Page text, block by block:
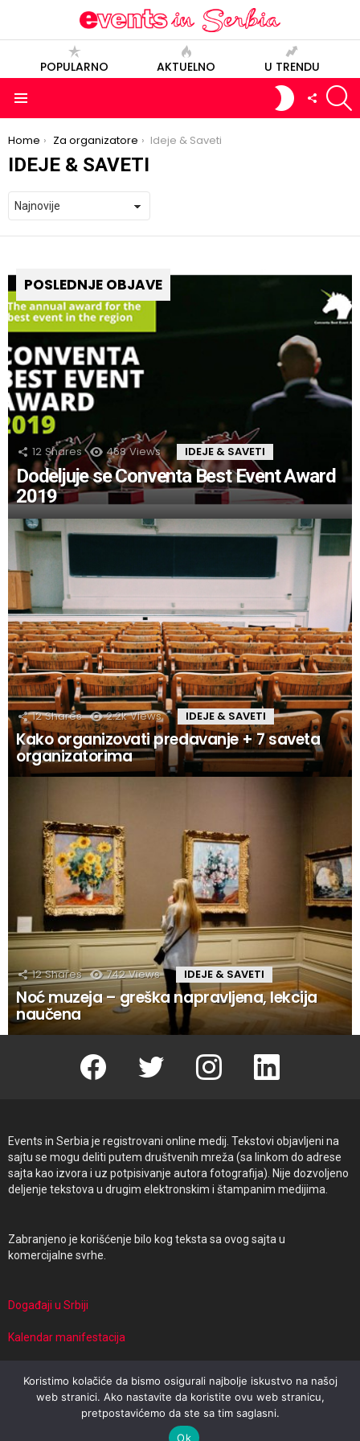
POPULARNO AKTUELNO U TRENDU
SWITCH
SKIN
FOLLOW
US
You are here:
Home Za organizatore Ideje & Saveti
IDEJE & SAVETI
POSLEDNJE OBJAVE
12 Shares 468 Views IDEJE & SAVETI
Dodeljuje se Conventa Best Event Award
2019
12 Shares 2.2k Views IDEJE & SAVETI
Kako organizovati predavanje + 7 saveta
organizatorima
12 Shares 742 Views IDEJE & SAVETI
Noć muzeja – greška napravljena, lekcija
naučena
Facebook Twitter instagram linkedin
Events in Serbia je registrovani online medij. Tekstovi objavljeni na
sajtu se mogu deliti putem društvenih mreža (sa linkom do adrese
sajta kao izvora i uz potpisivanje autora fotografija). Nije dozvoljeno
deljenje tekstova u drugim elektronskim i štampanim medijima.
Zabranjeno je korišćenje bilo kog teksta sa ovog sajta u
komercijalne svrhe.
Događaji u Srbiji
Kalendar manifestacija
© 2026 Events in Serbia | Powered by Travel Target
Koristimo kolačiće da bismo osigurali najbolje iskustvo na našoj
web stranici. Ako nastavite da koristite ovu web stranicu,
pretpostavićemo da ste sa tim saglasni.
Ok